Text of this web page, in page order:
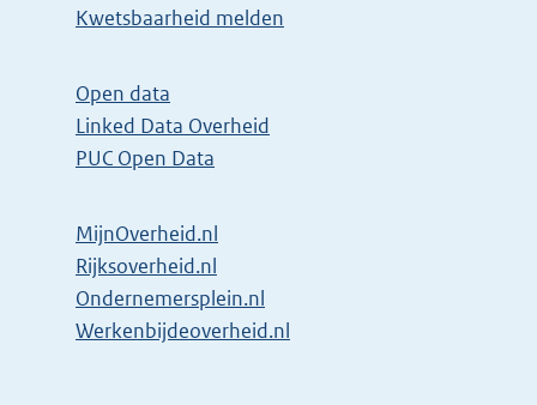
Kwetsbaarheid melden
Open data
Linked Data Overheid
PUC Open Data
MijnOverheid.nl
Rijksoverheid.nl
Ondernemersplein.nl
Werkenbijdeoverheid.nl